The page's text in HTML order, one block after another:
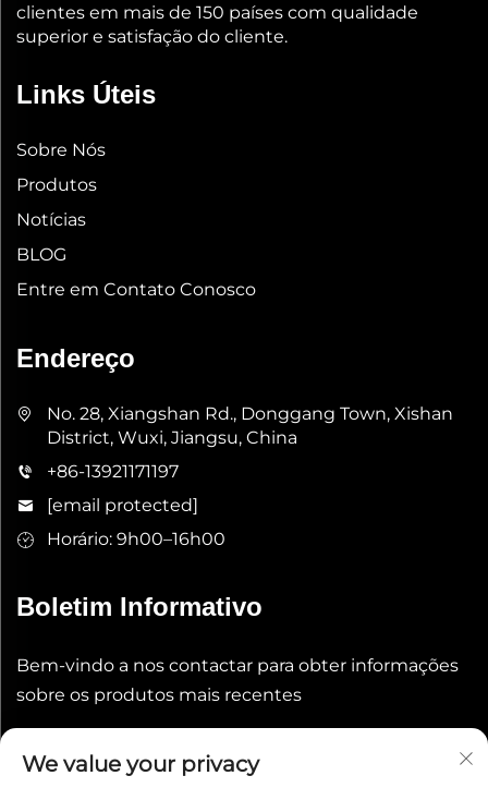
clientes em mais de 150 países com qualidade
superior e satisfação do cliente.
Links Úteis
Sobre Nós
Produtos
Notícias
BLOG
Entre em Contato Conosco
Endereço
No. 28, Xiangshan Rd., Donggang Town, Xishan
District, Wuxi, Jiangsu, China
+86-13921171197
[email protected]
Horário: 9h00–16h00
Boletim Informativo
Bem-vindo a nos contactar para obter informações
sobre os produtos mais recentes
We value your privacy